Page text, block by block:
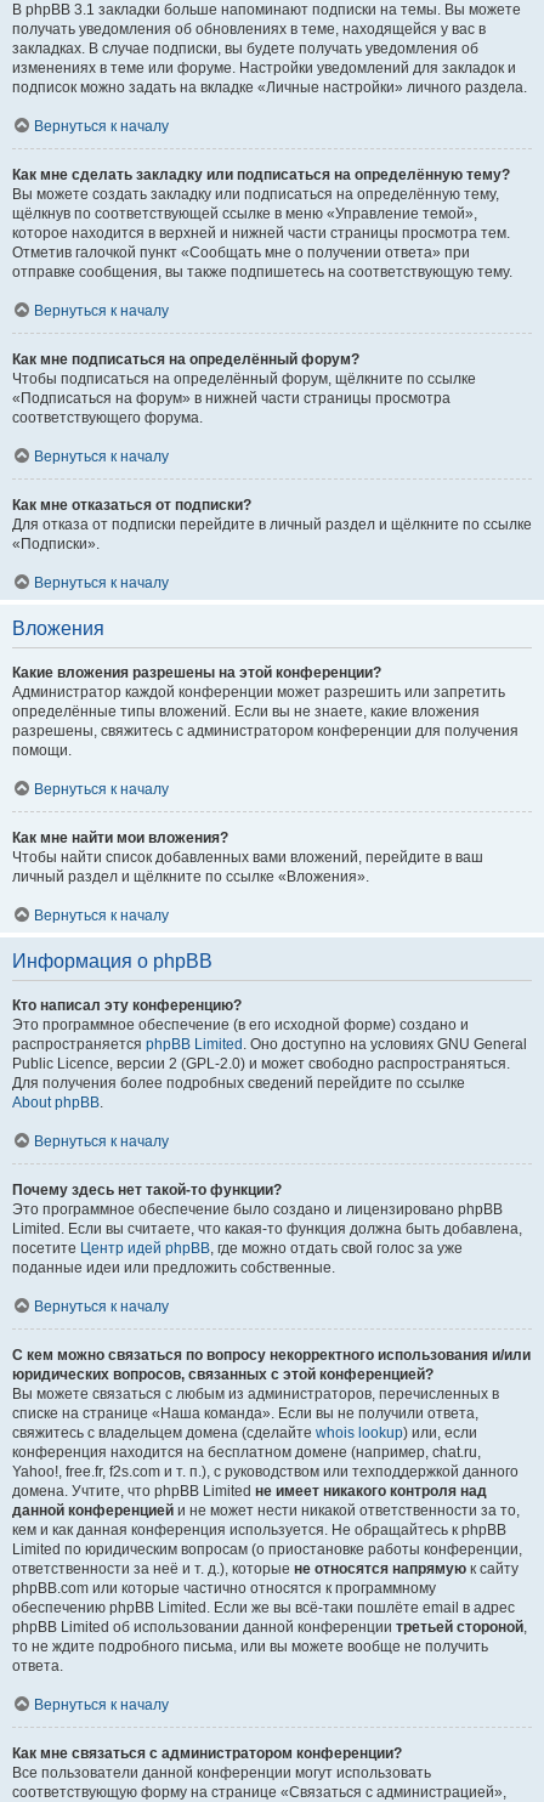
В phpBB 3.1 закладки больше напоминают подписки на темы. Вы можете
получать уведомления об обновлениях в теме, находящейся у вас в
закладках. В случае подписки, вы будете получать уведомления об
изменениях в теме или форуме. Настройки уведомлений для закладок и
подписок можно задать на вкладке «Личные настройки» личного раздела.
Вернуться к началу
Как мне сделать закладку или подписаться на определённую тему?
Вы можете создать закладку или подписаться на определённую тему,
щёлкнув по соответствующей ссылке в меню «Управление темой»,
которое находится в верхней и нижней части страницы просмотра тем.
Отметив галочкой пункт «Сообщать мне о получении ответа» при
отправке сообщения, вы также подпишетесь на соответствующую тему.
Вернуться к началу
Как мне подписаться на определённый форум?
Чтобы подписаться на определённый форум, щёлкните по ссылке
«Подписаться на форум» в нижней части страницы просмотра
соответствующего форума.
Вернуться к началу
Как мне отказаться от подписки?
Для отказа от подписки перейдите в личный раздел и щёлкните по ссылке
«Подписки».
Вернуться к началу
Вложения
Какие вложения разрешены на этой конференции?
Администратор каждой конференции может разрешить или запретить
определённые типы вложений. Если вы не знаете, какие вложения
разрешены, свяжитесь с администратором конференции для получения
помощи.
Вернуться к началу
Как мне найти мои вложения?
Чтобы найти список добавленных вами вложений, перейдите в ваш
личный раздел и щёлкните по ссылке «Вложения».
Вернуться к началу
Информация о phpBB
Кто написал эту конференцию?
Это программное обеспечение (в его исходной форме) создано и
распространяется phpBB Limited . Оно доступно на условиях GNU General
Public Licence, версии 2 (GPL-2.0) и может свободно распространяться.
Для получения более подробных сведений перейдите по ссылке
About phpBB.
Вернуться к началу
Почему здесь нет такой-то функции?
Это программное обеспечение было создано и лицензировано phpBB
Limited. Если вы считаете, что какая-то функция должна быть добавлена,
посетите Центр идей phpBB, где можно отдать свой голос за уже
поданные идеи или предложить собственные.
Вернуться к началу
С кем можно связаться по вопросу некорректного использования и/или
юридических вопросов, связанных с этой конференцией?
Вы можете связаться с любым из администраторов, перечисленных в
списке на странице «Наша команда». Если вы не получили ответа,
свяжитесь с владельцем домена (сделайте whois lookup) или, если
конференция находится на бесплатном домене (например, chat.ru,
Yahoo!, free.fr, f2s.com и т. п.), с руководством или техподдержкой данного
домена. Учтите, что phpBB Limited не имеет никакого контроля над
данной конференцией и не может нести никакой ответственности за то,
кем и как данная конференция используется. Не обращайтесь к phpBB
Limited по юридическим вопросам (о приостановке работы конференции,
ответственности за неё и т. д.), которые не относятся напрямую к сайту
phpBB.com или которые частично относятся к программному
обеспечению phpBB Limited. Если же вы всё-таки пошлёте email в адрес
phpBB Limited об использовании данной конференции третьей стороной,
то не ждите подробного письма, или вы можете вообще не получить
ответа.
Вернуться к началу
Как мне связаться с администратором конференции?
Все пользователи данной конференции могут использовать
соответствующую форму на странице «Связаться с администрацией»,